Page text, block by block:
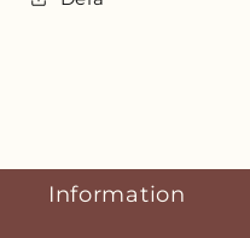
Information